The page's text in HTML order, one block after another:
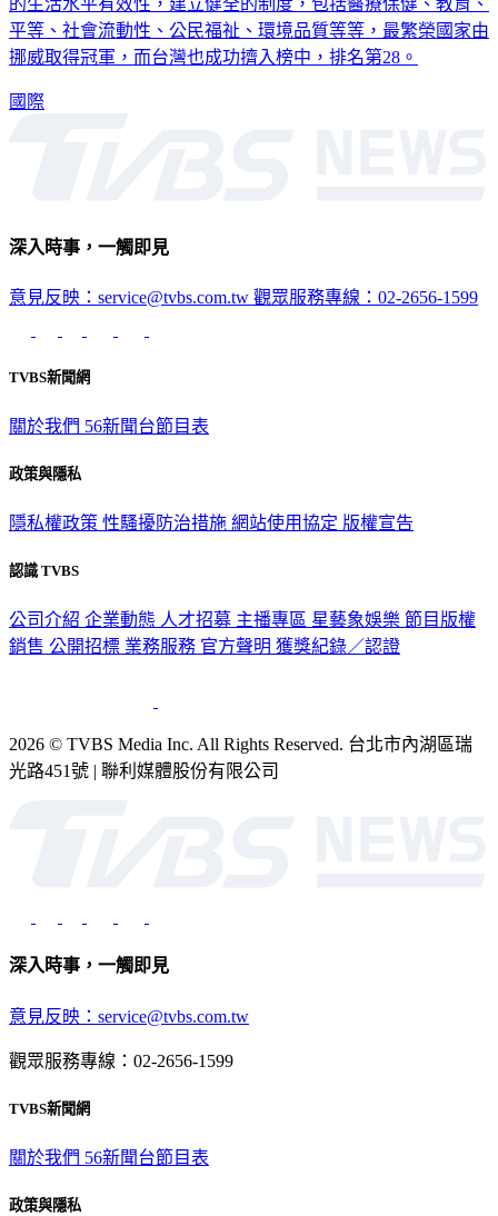
的生活水平有效性，建立健全的制度，包括醫療保健、教育、
平等、社會流動性、公民福祉、環境品質等等，最繁榮國家由
挪威取得冠軍，而台灣也成功擠入榜中，排名第28。
國際
深入時事，一觸即見
意見反映：service@tvbs.com.tw 觀眾服務專線：02-2656-1599
TVBS新聞網
關於我們 56新聞台節目表
政策與隱私
隱私權政策 性騷擾防治措施 網站使用協定 版權宣告
認識 TVBS
公司介紹 企業動態 人才招募 主播專區 星藝象娛樂 節目版權
銷售 公開招標 業務服務 官方聲明 獲獎紀錄／認證
2026 © TVBS Media Inc. All Rights Reserved. 台北市內湖區瑞
光路451號 | 聯利媒體股份有限公司
深入時事，一觸即見
意見反映：service@tvbs.com.tw
觀眾服務專線：02-2656-1599
TVBS新聞網
關於我們 56新聞台節目表
政策與隱私